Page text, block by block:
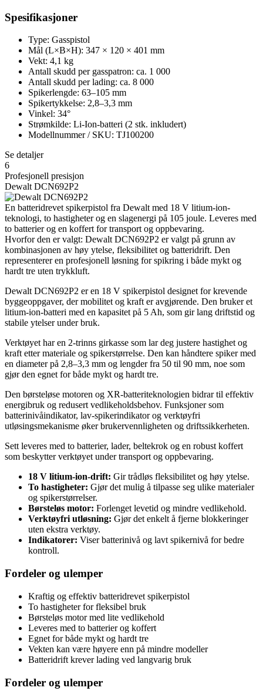
Spesifikasjoner
Type: Gasspistol
Mål (L×B×H): 347 × 120 × 401 mm
Vekt: 4,1 kg
Antall skudd per gasspatron: ca. 1 000
Antall skudd per lading: ca. 8 000
Spikerlengde: 63–105 mm
Spikertykkelse: 2,8–3,3 mm
Vinkel: 34°
Strømkilde: Li-Ion-batteri (2 stk. inkludert)
Modellnummer / SKU: TJ100200
Se detaljer
6
Profesjonell presisjon
Dewalt DCN692P2
En batteridrevet spikerpistol fra Dewalt med 18 V litium-ion-
teknologi, to hastigheter og en slagenergi på 105 joule. Leveres med
to batterier og en koffert for transport og oppbevaring.
Hvorfor den er valgt: Dewalt DCN692P2 er valgt på grunn av
kombinasjonen av høy ytelse, fleksibilitet og batteridrift. Den
representerer en profesjonell løsning for spikring i både mykt og
hardt tre uten trykkluft.
Dewalt DCN692P2 er en 18 V spikerpistol designet for krevende
byggeoppgaver, der mobilitet og kraft er avgjørende. Den bruker et
litium-ion-batteri med en kapasitet på 5 Ah, som gir lang driftstid og
stabile ytelser under bruk.
Verktøyet har en 2-trinns girkasse som lar deg justere hastighet og
kraft etter materiale og spikerstørrelse. Den kan håndtere spiker med
en diameter på 2,8–3,3 mm og lengder fra 50 til 90 mm, noe som
gjør den egnet for både mykt og hardt tre.
Den børsteløse motoren og XR-batteriteknologien bidrar til effektiv
energibruk og redusert vedlikeholdsbehov. Funksjoner som
batterinivåindikator, lav-spikerindikator og verktøyfri
utløsingsmekanisme øker brukervennligheten og driftssikkerheten.
Sett leveres med to batterier, lader, beltekrok og en robust koffert
som beskytter verktøyet under transport og oppbevaring.
18 V litium-ion-drift: Gir trådløs fleksibilitet og høy ytelse.
To hastigheter: Gjør det mulig å tilpasse seg ulike materialer
og spikerstørrelser.
Børsteløs motor: Forlenget levetid og mindre vedlikehold.
Verktøyfri utløsning: Gjør det enkelt å fjerne blokkeringer
uten ekstra verktøy.
Indikatorer: Viser batterinivå og lavt spikernivå for bedre
kontroll.
Fordeler og ulemper
Kraftig og effektiv batteridrevet spikerpistol
To hastigheter for fleksibel bruk
Børsteløs motor med lite vedlikehold
Leveres med to batterier og koffert
Egnet for både mykt og hardt tre
Vekten kan være høyere enn på mindre modeller
Batteridrift krever lading ved langvarig bruk
Fordeler og ulemper